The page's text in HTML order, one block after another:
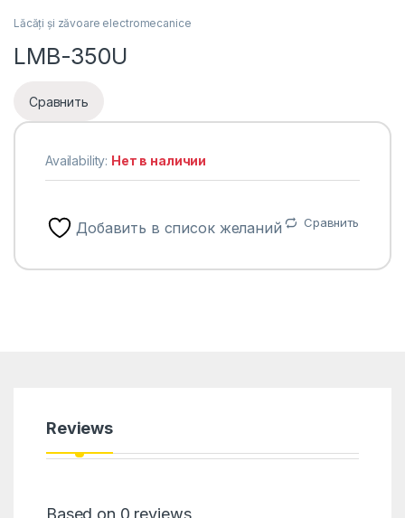
Lăcăți și zăvoare electromecanice
LMB-350U
Сравнить
Availability: Нет в наличии
Добавить в список желаний Сравнить
Reviews
Based on 0 reviews